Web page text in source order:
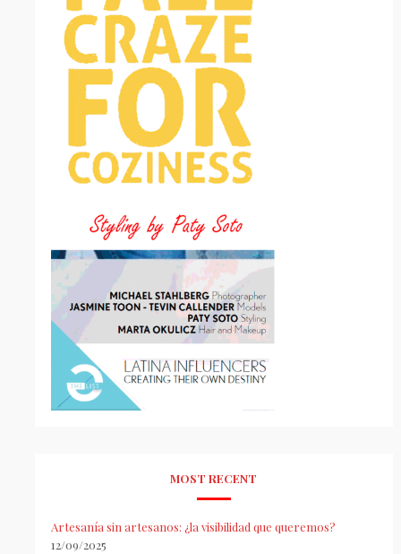
MOST RECENT
Artesanía sin artesanos: ¿la visibilidad que queremos?
12/09/2025